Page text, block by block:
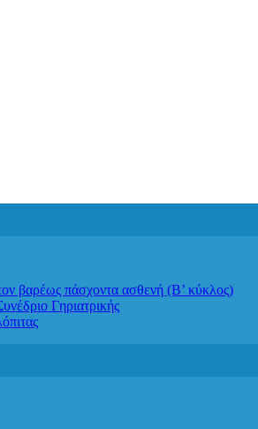
πάσχοντα ασθενή (Β’ κύκλος)
Γηριατρικής